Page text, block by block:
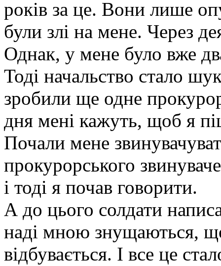
років за це. Вони лише
були злі на мене. Через
Однак, у мене було вже
Тоді начальство стало
зробили ще одне
дня мені кажуть, щоб я
Почали мене
прокурорського
і тоді я почав говорити.
А до цього солдати
наді мною знущаються,
відбувається. І все це